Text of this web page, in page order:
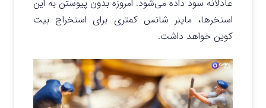
عادلانه سود داده می‌شود. امروزه بدون پیوستن به این
استخرها، ماینر شانس کمتری برای استخراج بیت
کوین خواهد داشت.